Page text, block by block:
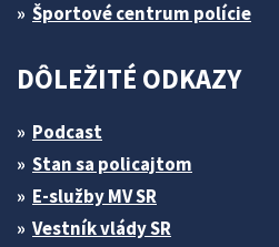
Športové centrum polície
DÔLEŽITÉ ODKAZY
Podcast
Stan sa policajtom
E-služby MV SR
Vestník vlády SR